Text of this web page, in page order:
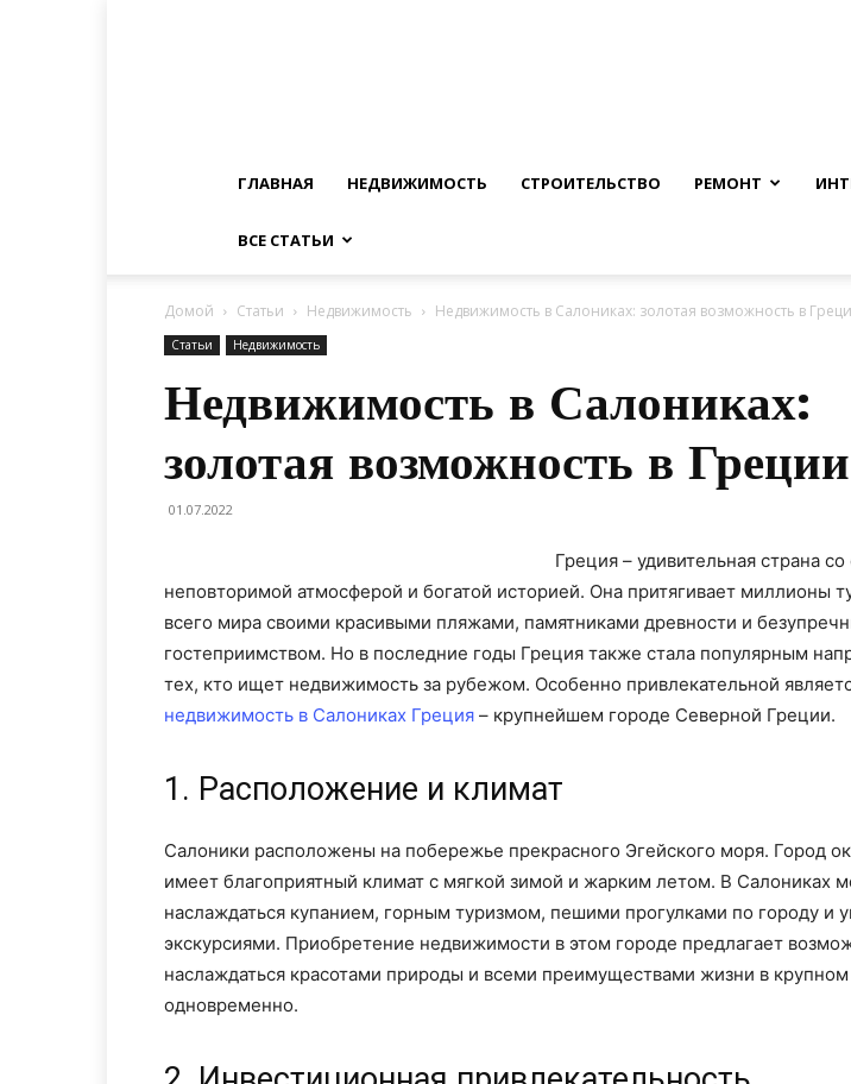
ГЛАВНАЯ НЕДВИЖИМОСТЬ СТРОИТЕЛЬСТВО РЕМОНТ
ВСЕ СТАТЬИ
Домой Статьи Недвижимость Недвижимость в Салониках: золотая возможность в
Статьи Недвижимость
Недвижимость в Салониках:
золотая возможность в Греции
01.07.2022
Греция – удивительная страна со
неповторимой атмосферой и богатой историей. Она притягивает миллионы
всего мира своими красивыми пляжами, памятниками древности и
гостеприимством. Но в последние годы Греция также стала популярным
тех, кто ищет недвижимость за рубежом. Особенно привлекательной
недвижимость в Салониках Греция – крупнейшем городе Северной Греции.
1. Расположение и климат
Салоники расположены на побережье прекрасного Эгейского моря. Город
имеет благоприятный климат с мягкой зимой и жарким летом. В Салониках
наслаждаться купанием, горным туризмом, пешими прогулками по городу и
экскурсиями. Приобретение недвижимости в этом городе предлагает
наслаждаться красотами природы и всеми преимуществами жизни в крупном
одновременно.